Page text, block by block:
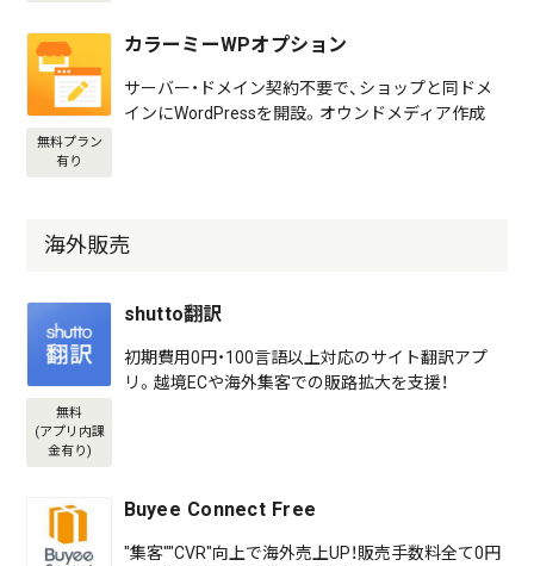
無料プラン
有り
カラーミーWPオプション
サーバー・ドメイン契約不要で、ショップと同ドメ
インにWordPressを開設。オウンドメディア作成
海外販売
無料
(アプリ内課
金有り)
shutto翻訳
初期費用0円・100言語以上対応のサイト翻訳アプ
リ。越境ECや海外集客での販路拡大を支援！
Buyee Connect Free
"集客""CVR"向上で海外売上UP！販売手数料全て0円